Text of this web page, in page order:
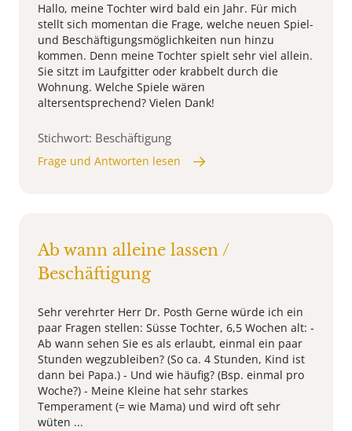
Hallo, meine Tochter wird bald ein Jahr. Für mich
stellt sich momentan die Frage, welche neuen Spiel-
und Beschäftigungsmöglichkeiten nun hinzu
kommen. Denn meine Tochter spielt sehr viel allein.
Sie sitzt im Laufgitter oder krabbelt durch die
Wohnung. Welche Spiele wären
altersentsprechend? Vielen Dank!
Stichwort: Beschäftigung
Frage und Antworten lesen
Ab wann alleine lassen /
Beschäftigung
Sehr verehrter Herr Dr. Posth Gerne würde ich ein
paar Fragen stellen: Süsse Tochter, 6,5 Wochen alt: -
Ab wann sehen Sie es als erlaubt, einmal ein paar
Stunden wegzubleiben? (So ca. 4 Stunden, Kind ist
dann bei Papa.) - Und wie häufig? (Bsp. einmal pro
Woche?) - Meine Kleine hat sehr starkes
Temperament (= wie Mama) und wird oft sehr
wüten ...